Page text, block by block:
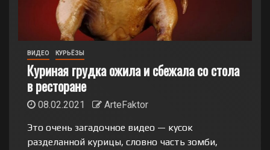
ВИДЕО КУРЬЁЗЫ
Куриная грудка ожила и сбежала со стола
в ресторане
08.02.2021
ArteFaktor
Это очень загадочное видео — кусок
разделанной курицы, словно часть зомби,